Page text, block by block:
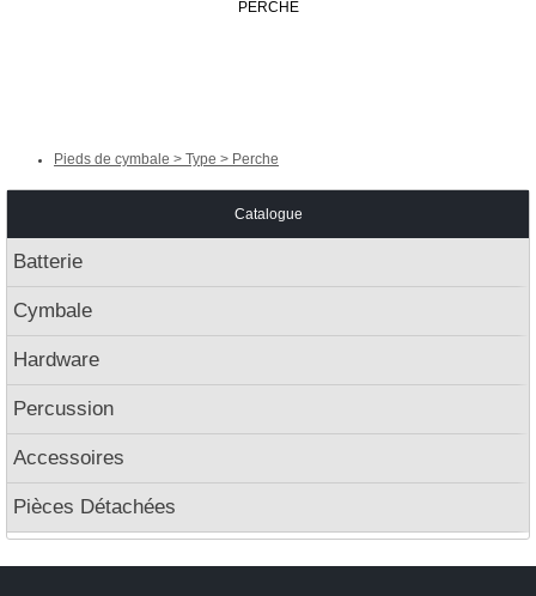
PERCHE
Pieds de cymbale > Type > Perche
Catalogue
Batterie
Cymbale
Hardware
Percussion
Accessoires
Pièces Détachées